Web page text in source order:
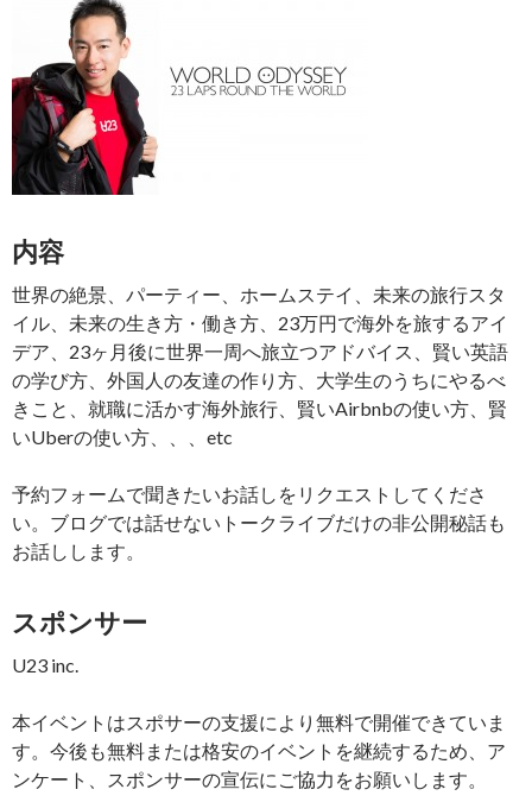
内容
世界の絶景、パーティー、ホームステイ、未来の旅行スタ
イル、未来の生き方・働き方、23万円で海外を旅するアイ
デア、23ヶ月後に世界一周へ旅立つアドバイス、賢い英語
の学び方、外国人の友達の作り方、大学生のうちにやるべ
きこと、就職に活かす海外旅行、賢いAirbnbの使い方、賢
いUberの使い方、、、etc
予約フォームで聞きたいお話しをリクエストしてくださ
い。ブログでは話せないトークライブだけの非公開秘話も
お話しします。
スポンサー
U23 inc.
本イベントはスポサーの支援により無料で開催できていま
す。今後も無料または格安のイベントを継続するため、ア
ンケート、スポンサーの宣伝にご協力をお願いします。